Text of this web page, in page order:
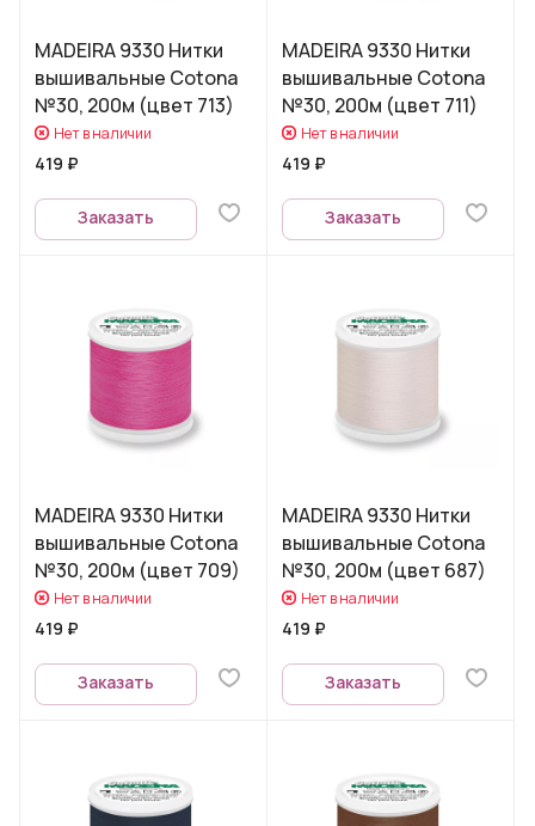
MADEIRA 9330 Нитки
вышивальные Cotona
№30, 200м (цвет 713)
Нет в наличии
419 ₽
Заказать
MADEIRA 9330 Нитки
вышивальные Cotona
№30, 200м (цвет 711)
Нет в наличии
419 ₽
Заказать
MADEIRA 9330 Нитки
вышивальные Cotona
№30, 200м (цвет 709)
Нет в наличии
419 ₽
Заказать
MADEIRA 9330 Нитки
вышивальные Cotona
№30, 200м (цвет 687)
Нет в наличии
419 ₽
Заказать